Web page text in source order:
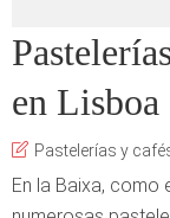
en Lisboa
Pastelerías y
En la Baixa, como